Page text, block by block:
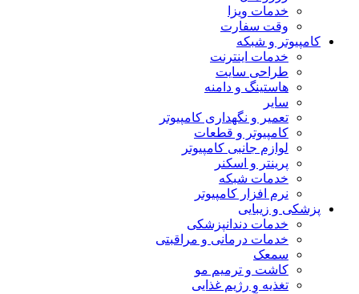
خدمات ویزا
وقت سفارت
کامپیوتر و شبکه
خدمات اینترنت
طراحی سایت
هاستینگ و دامنه
سایر
تعمیر و نگهداری کامپیوتر
کامپیوتر و قطعات
لوازم جانبی کامپیوتر
پرینتر و اسکنر
خدمات شبکه
نرم افزار کامپیوتر
پزشکی و زیبایی
خدمات دندانپزشکی
خدمات درمانی و مراقبتی
سمعک
کاشت و ترمیم مو
تغذیه و رژیم غذایی